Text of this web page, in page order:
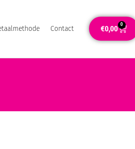
Contact €0,00 0